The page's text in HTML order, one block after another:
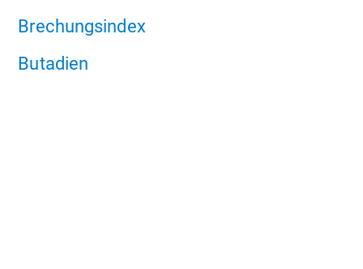
Brechungsindex
Butadien